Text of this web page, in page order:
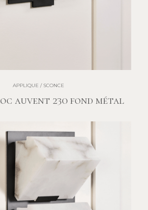
APPLIQUE / SCONCE
auvent 230 fond métal